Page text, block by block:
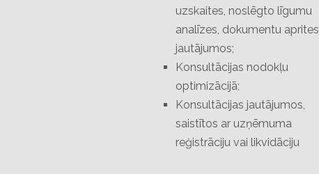
uzskaites, noslēgto līgumu
analīzes, dokumentu aprites
jautājumos;
Konsultācijas nodokļu
optimizācijā;
Konsultācijas jautājumos,
saistītos ar uzņēmuma
reģistrāciju vai likvidāciju